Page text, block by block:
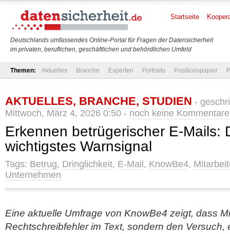
Deutschlands umfassendes Online-Portal für Fragen der Datensicherheit
im privaten, beruflichen, geschäftlichen und behördlichen Umfeld
Startseite
Themen: Aktuelles Branche Experten Portraits Positionspapier
AKTUELLES, BRANCHE, STUDIEN -
Mittwoch, März 4, 2026 0:50 - noch keine Kommentare
Erkennen betrügerischer E-Mails:
wichtigstes Warnsignal
Tags: Betrug, Dringlichkeit, E-Mail , KnowBe4,
Unternehmen
Eine aktuelle Umfrage von KnowBe4 zeigt, dass
Rechtschreibfehler im Text, sondern den Versuch,